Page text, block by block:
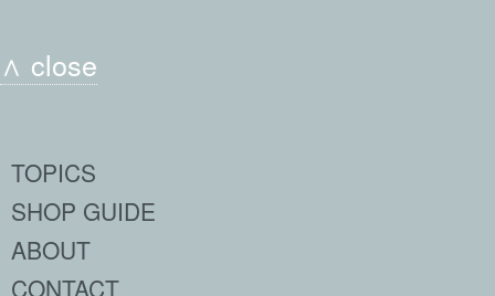
∧ close
TOPICS
SHOP GUIDE
ABOUT
CONTACT